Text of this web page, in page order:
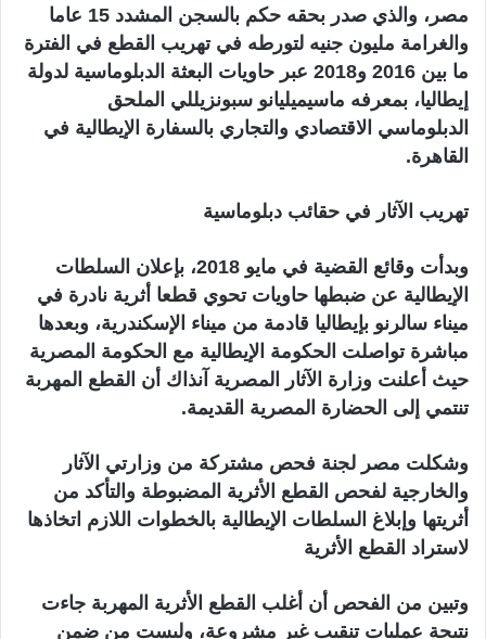
مصر، والذي صدر بحقه حكم بالسجن المشدد 15 عاما
والغرامة مليون جنيه لتورطه في تهريب القطع في الفترة
ما بين 2016 و2018 عبر حاويات البعثة الدبلوماسية لدولة
إيطاليا، بمعرفه ماسيميليانو سبونزيللي الملحق
الدبلوماسي الاقتصادي والتجاري بالسفارة الإيطالية في
القاهرة.
تهريب الآثار في حقائب دبلوماسية
وبدأت وقائع القضية في مايو 2018، بإعلان السلطات
الإيطالية عن ضبطها حاويات تحوي قطعا أثرية نادرة في
ميناء سالرنو بإيطاليا قادمة من ميناء الإسكندرية، وبعدها
مباشرة تواصلت الحكومة الإيطالية مع الحكومة المصرية
حيث أعلنت وزارة الآثار المصرية آنذاك أن القطع المهربة
تنتمي إلى الحضارة المصرية القديمة.
وشكلت مصر لجنة فحص مشتركة من وزارتي الآثار
والخارجية لفحص القطع الأثرية المضبوطة والتأكد من
أثريتها وإبلاغ السلطات الإيطالية بالخطوات اللازم اتخاذها
لاستراد القطع الأثرية
وتبين من الفحص أن أغلب القطع الأثرية المهربة جاءت
نتيجة عمليات تنقيب غير مشروعة، وليست من ضمن